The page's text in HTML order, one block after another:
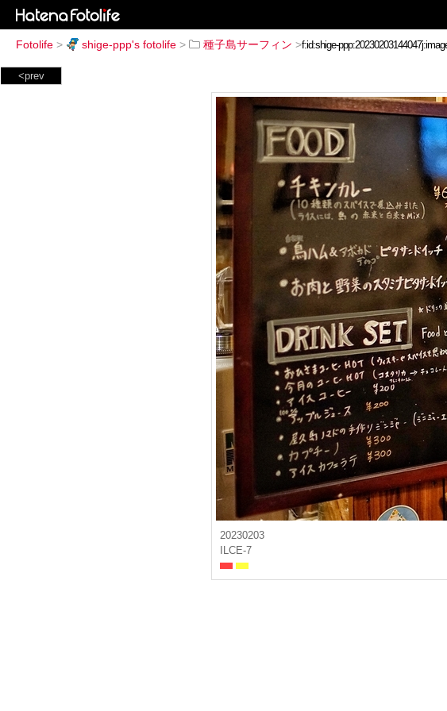
Fotolife > shige-ppp's fotolife > 種子島サーフィン >
<prev
20230203
ILCE-7